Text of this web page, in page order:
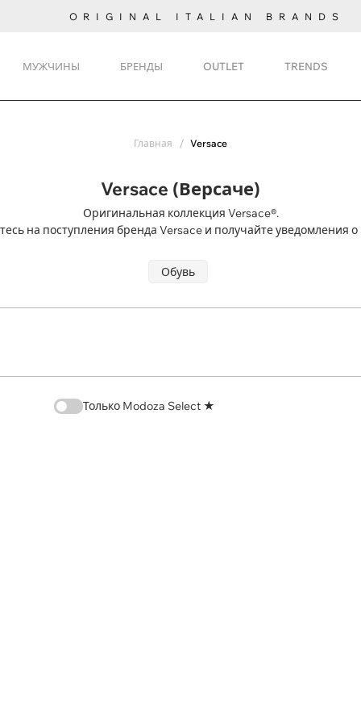
ORIGINAL ITALIAN BRANDS
МУЖЧИНЫ БРЕНДЫ OUTLET TRENDS
Главная Versace
Versace (Версаче)
Оригинальная коллекция Versace®.
на поступления бренда Versace и получайте уведомления о
Обувь
Только Modoza Select ★